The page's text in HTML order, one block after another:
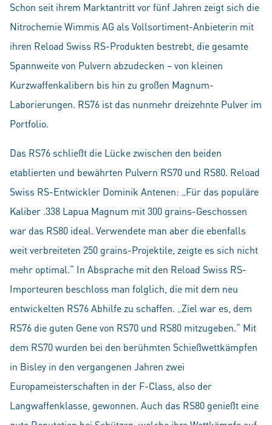
Schon seit ihrem Marktantritt vor fünf Jahren zeigt sich die
Nitrochemie Wimmis AG als Vollsortiment-Anbieterin mit
ihren Reload Swiss RS-Produkten bestrebt, die gesamte
Spannweite von Pulvern abzudecken – von kleinen
Kurzwaffenkalibern bis hin zu großen Magnum-
Laborierungen. RS76 ist das nunmehr dreizehnte Pulver im
Portfolio.
Das RS76 schließt die Lücke zwischen den beiden
etablierten und bewährten Pulvern RS70 und RS80. Reload
Swiss RS-Entwickler Dominik Antenen: „Für das populäre
Kaliber .338 Lapua Magnum mit 300 grains-Geschossen
war das RS80 ideal. Verwendete man aber die ebenfalls
weit verbreiteten 250 grains-Projektile, zeigte es sich nicht
mehr optimal.“ In Absprache mit den Reload Swiss RS-
Importeuren beschloss man folglich, die mit dem neu
entwickelten RS76 Abhilfe zu schaffen. „Ziel war es, dem
RS76 die guten Gene von RS70 und RS80 mitzugeben.“ Mit
dem RS70 wurden bei den berühmten Schießwettkämpfen
in Bisley in den vergangenen Jahren zwei
Europameisterschaften in der F-Class, also der
Langwaffenklasse, gewonnen. Auch das RS80 genießt eine